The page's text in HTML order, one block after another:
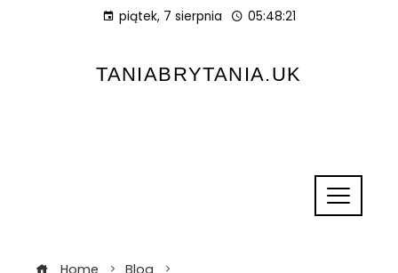
piątek, 7 sierpnia 05:48:22
TANIABRYTANIA.UK
Home
Blog